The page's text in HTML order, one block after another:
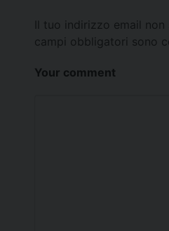
Il tuo indirizzo email
campi obbligatori sono
Your comment